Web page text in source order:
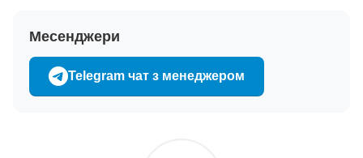
Месенджери
Telegram чат з менеджером